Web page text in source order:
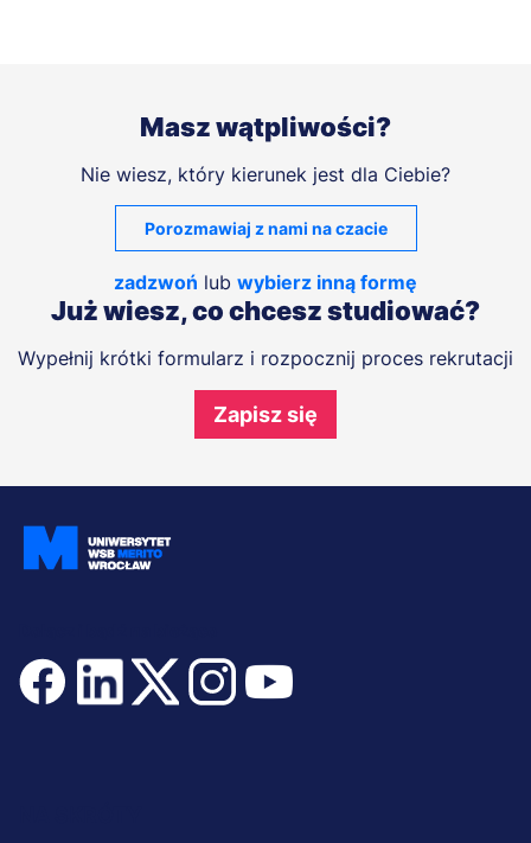
Masz wątpliwości?
Nie wiesz, który kierunek jest dla Ciebie?
Porozmawiaj z nami na czacie
zadzwoń lub wybierz inną formę
Już wiesz, co chcesz studiować?
Wypełnij krótki formularz i rozpocznij proces rekrutacji
Zapisz się